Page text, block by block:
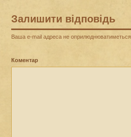
Залишити відповідь
Ваша e-mail адреса не оприлюднюватиметься.
Коментар